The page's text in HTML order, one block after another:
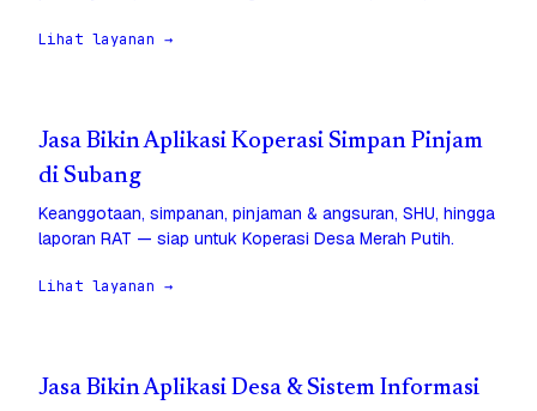
Lihat layanan →
Jasa Bikin Aplikasi Koperasi Simpan Pinjam
di Subang
Keanggotaan, simpanan, pinjaman & angsuran, SHU, hingga
laporan RAT — siap untuk Koperasi Desa Merah Putih.
Lihat layanan →
Jasa Bikin Aplikasi Desa & Sistem Informasi